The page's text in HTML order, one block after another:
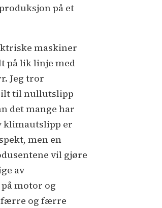
på et
maskiner
på lik linje med
Jeg tror
til nullutslipp
det mange har
klimautslipp er
men en
vil gjøre
av
motor og
færre og færre